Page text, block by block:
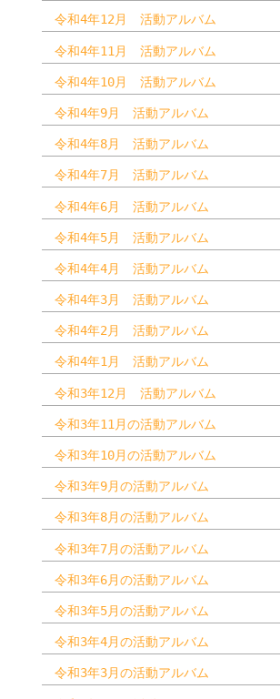
令和4年12月 活動アルバム
令和4年11月 活動アルバム
令和4年10月 活動アルバム
令和4年9月 活動アルバム
令和4年8月 活動アルバム
令和4年7月 活動アルバム
令和4年6月 活動アルバム
令和4年5月 活動アルバム
令和4年4月 活動アルバム
令和4年3月 活動アルバム
令和4年2月 活動アルバム
令和4年1月 活動アルバム
令和3年12月 活動アルバム
令和3年11月の活動アルバム
令和3年10月の活動アルバム
令和3年9月の活動アルバム
令和3年8月の活動アルバム
令和3年7月の活動アルバム
令和3年6月の活動アルバム
令和3年5月の活動アルバム
令和3年4月の活動アルバム
令和3年3月の活動アルバム